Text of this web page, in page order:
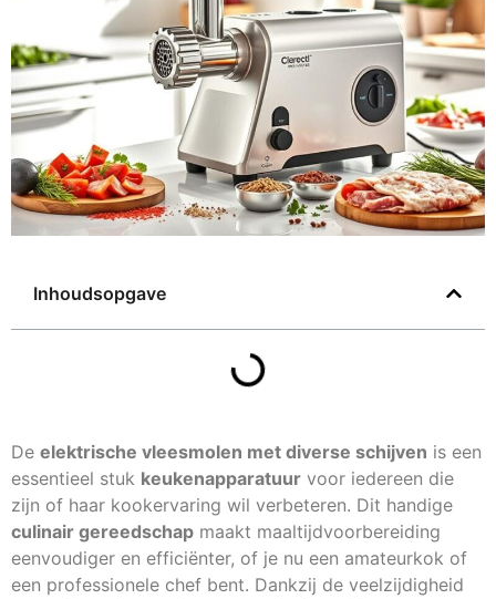
Inhoudsopgave
De elektrische vleesmolen met diverse schijven is een
essentieel stuk keukenapparatuur voor iedereen die
zijn of haar kookervaring wil verbeteren. Dit handige
culinair gereedschap maakt maaltijdvoorbereiding
eenvoudiger en efficiënter, of je nu een amateurkok of
een professionele chef bent. Dankzij de veelzijdigheid